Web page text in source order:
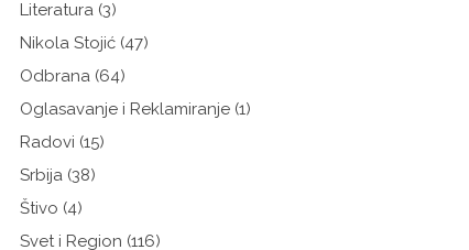
Literatura (3)
Nikola Stojić (47)
Odbrana (64)
Oglasavanje i Reklamiranje (1)
Radovi (15)
Srbija (38)
Štivo (4)
Svet i Region (116)